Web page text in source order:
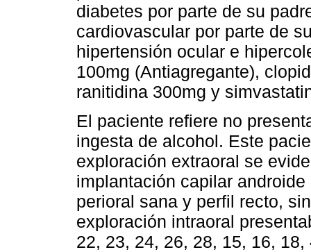
diabetes por parte de su
cardiovascular por parte de
hipertensión ocular e
100mg (Antiagregante),
ranitidina 300mg y
El paciente refiere no
ingesta de alcohol. Este
exploración extraoral se
implantación capilar
perioral sana y perfil recto,
exploración intraoral
22, 23, 24, 26, 28, 15, 16,